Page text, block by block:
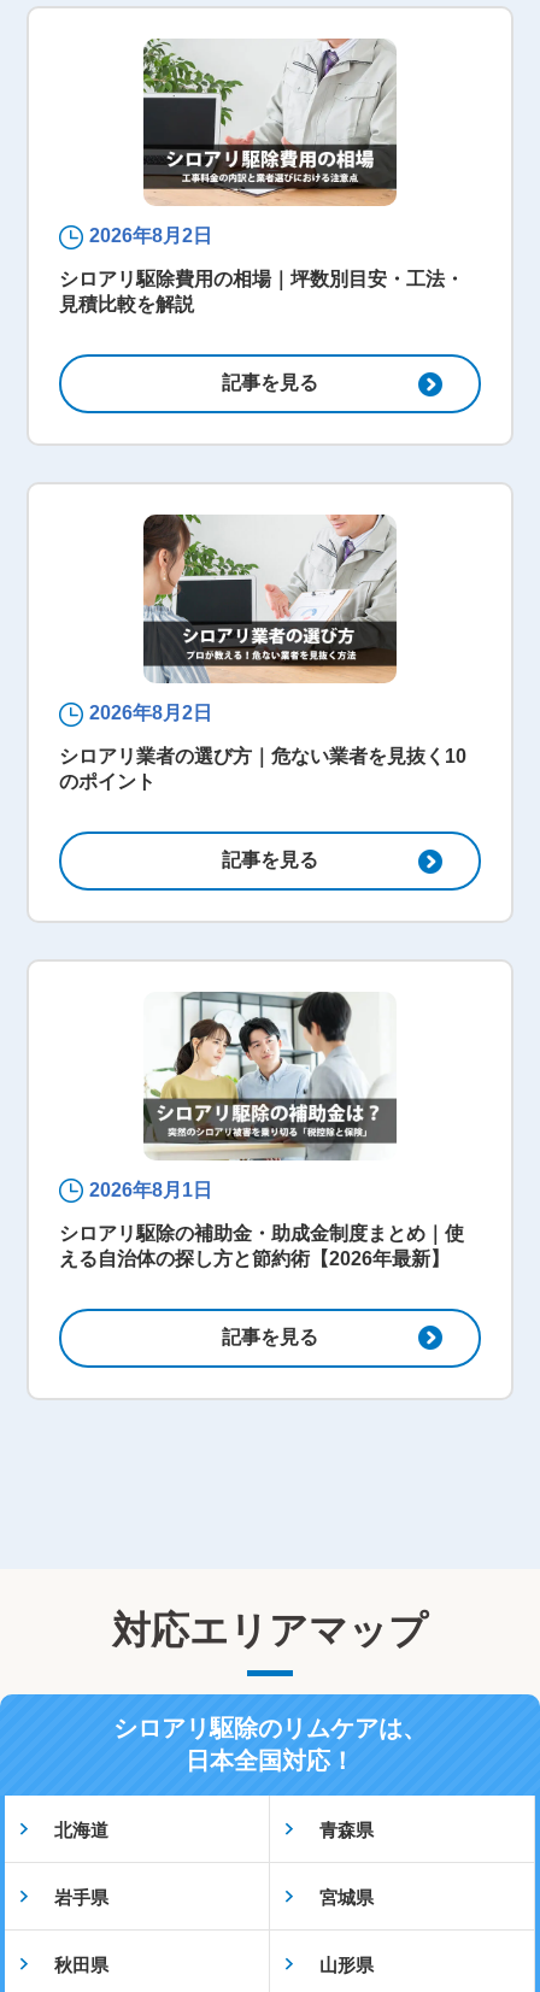
2026年8月2日
シロアリ駆除費用の相場｜坪数別目安・工法・
見積比較を解説
記事を見る
2026年8月2日
シロアリ業者の選び方｜危ない業者を見抜く10
のポイント
記事を見る
2026年8月1日
シロアリ駆除の補助金・助成金制度まとめ｜使
える自治体の探し方と節約術【2026年最新】
記事を見る
対応エリアマップ
シロアリ駆除のリムケアは、
日本全国対応！
北海道 青森県
岩手県 宮城県
秋田県 山形県